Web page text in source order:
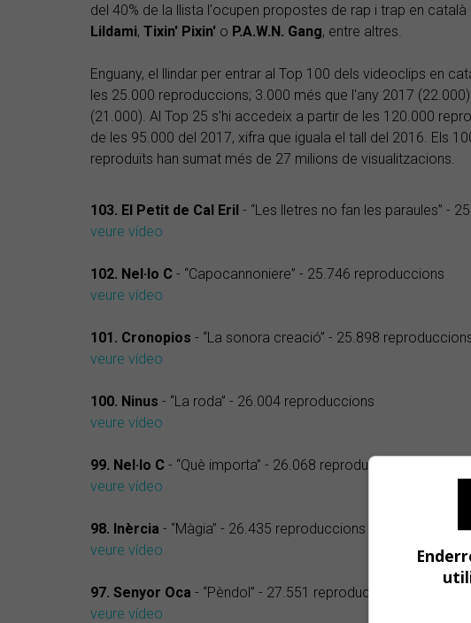
del 40% de la llista l'ocupen propostes de rap i trap en
Lildami, Tixin' Pixin' o P.A.W.N. Gang, entre altres.
Enguany, el llindar per entrar al Top 100 dels videoclips en
les 25.000 reproduccions; 3.000 més que l'any 2017
(21.000). Al Top 25 s'hi accedeix a partir de les 120.000
de les 95.000 del 2017, xifra que iguala el tall del 2016. Els
reproduïts han sumat més de 27 milions de visualitzacions.
103. El Petit de Cal Eril - “Les lletres no fan les paraules” -
veure vídeo
102. Nel·lo C - “Capocannoniere” - 25.746 reproduccions
veure vídeo
101. Cronopios - “La sonora creació” - 25.898
veure vídeo
100. Ninus - “La roda” - 26.004 reproduccions
veure vídeo
99. Nel·lo C - “Què importa” - 26.068 reproduccions
veure vídeo
98. Inèrcia - “Màgia” - 26.435 reproduccions
veure vídeo
97. Senyor Oca - “Pèndol” - 27.551 reproduccions
veure vídeo